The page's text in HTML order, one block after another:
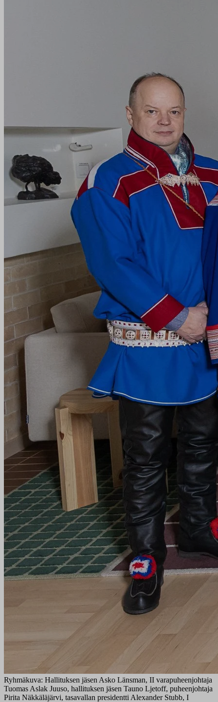
Ryhmäkuva: Hallituksen jäsen Asko Länsman, II varapuheenjohtaja
Tuomas Aslak Juuso, hallituksen jäsen Tauno Ljetoff, puheenjohtaja
Pirita Näkkäläjärvi, tasavallan presidentti Alexander Stubb, I